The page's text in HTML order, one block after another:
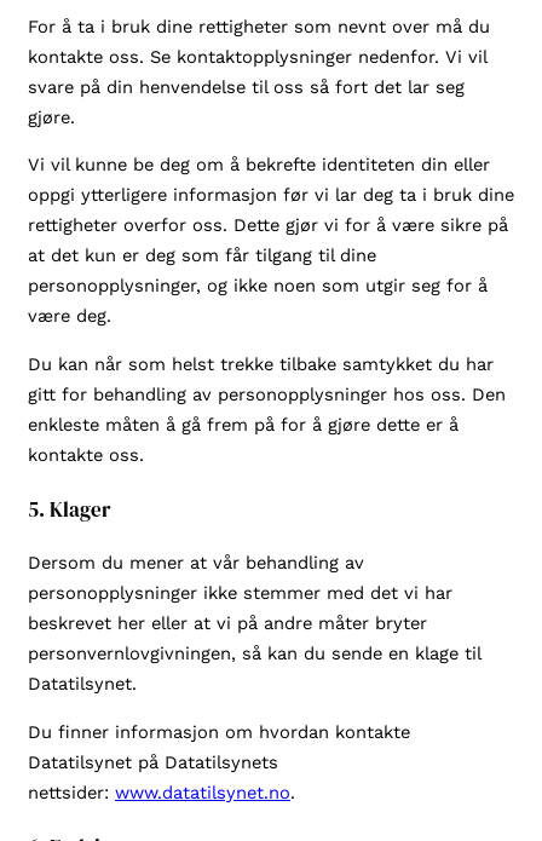
For å ta i bruk dine rettigheter som nevnt over må du
kontakte oss. Se kontaktopplysninger nedenfor. Vi vil
svare på din henvendelse til oss så fort det lar seg
gjøre.
Vi vil kunne be deg om å bekrefte identiteten din eller
oppgi ytterligere informasjon før vi lar deg ta i bruk dine
rettigheter overfor oss. Dette gjør vi for å være sikre på
at det kun er deg som får tilgang til dine
personopplysninger, og ikke noen som utgir seg for å
være deg.
Du kan når som helst trekke tilbake samtykket du har
gitt for behandling av personopplysninger hos oss. Den
enkleste måten å gå frem på for å gjøre dette er å
kontakte oss.
5. Klager
Dersom du mener at vår behandling av
personopplysninger ikke stemmer med det vi har
beskrevet her eller at vi på andre måter bryter
personvernlovgivningen, så kan du sende en klage til
Datatilsynet.
Du finner informasjon om hvordan kontakte
Datatilsynet på Datatilsynets
nettsider: www.datatilsynet.no.